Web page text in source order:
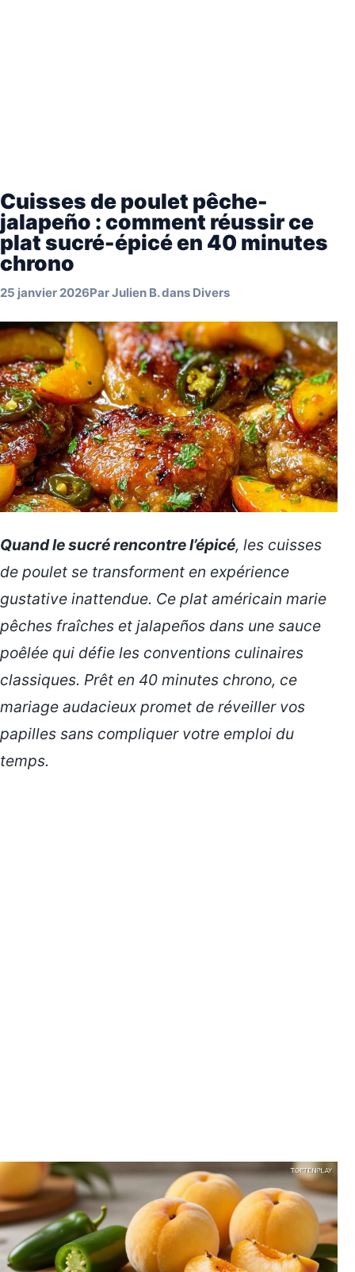
Cuisses de poulet pêche-
jalapeño : comment réussir ce
plat sucré-épicé en 40 minutes
chrono
25 janvier 2026ParJulien B.dans Divers
Quand le sucré rencontre l’épicé, les cuisses
de poulet se transforment en expérience
gustative inattendue. Ce plat américain marie
pêches fraîches et jalapeños dans une sauce
poêlée qui défie les conventions culinaires
classiques. Prêt en 40 minutes chrono, ce
mariage audacieux promet de réveiller vos
papilles sans compliquer votre emploi du
temps.